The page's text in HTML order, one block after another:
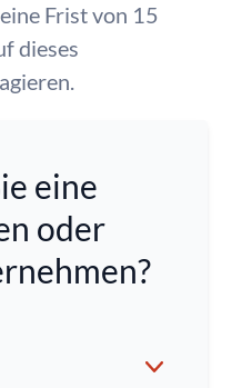
Frist von 15
dieses
eine
oder